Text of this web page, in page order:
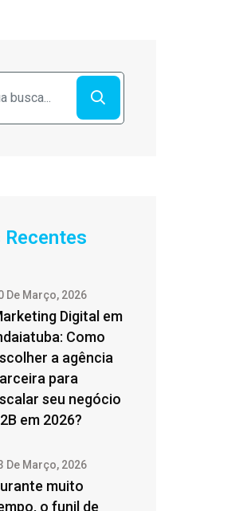
De Março, 2026
Digital em
Como
a agência
para
seu negócio
em 2026?
De Março, 2026
muito
o funil de